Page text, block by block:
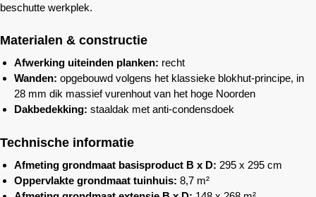
beschutte werkplek.
Materialen & constructie
Afwerking uiteinden planken: recht
Wanden: opgebouwd volgens het klassieke blokhut-principe, in
28 mm dik massief vurenhout van het hoge Noorden
Dakbedekking: staaldak met anti-condensdoek
Technische informatie
Afmeting grondmaat basisproduct B x D: 295 x 295 cm
Oppervlakte grondmaat tuinhuis: 8,7 m²